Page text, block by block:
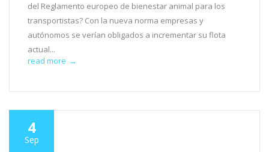
del Reglamento europeo de bienestar animal para los
transportistas? Con la nueva norma empresas y
autónomos se verían obligados a incrementar su flota
actual...
read more →
4
Sep